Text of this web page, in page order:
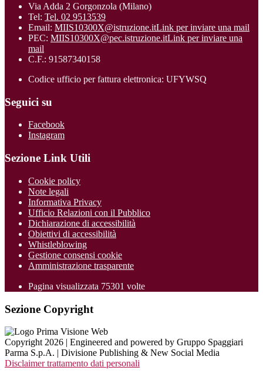
Via Adda 2 Gorgonzola (Milano)
Tel: Tel. 02 9513539
Email: MIIS10300X@istruzione.itLink per inviare una mail
PEC: MIIS10300X@pec.istruzione.itLink per inviare una
mail
C.F.: 91587340158
Codice ufficio per fattura elettronica: UFYWSQ
Seguici su
Facebook
Instagram
Sezione Link Utili
Cookie policy
Note legali
Informativa Privacy
Ufficio Relazioni con il Pubblico
Dichiarazione di accessibilità
Obiettivi di accessibilità
Whistleblowing
Gestione consensi cookie
Amministrazione trasparente
Pagina visualizzata 75301 volte
Sezione Copyright
Copyright 2026 | Engineered and powered by Gruppo Spaggiari
Parma S.p.A. | Divisione Publishing & New Social Media
Disclaimer trattamento dati personali